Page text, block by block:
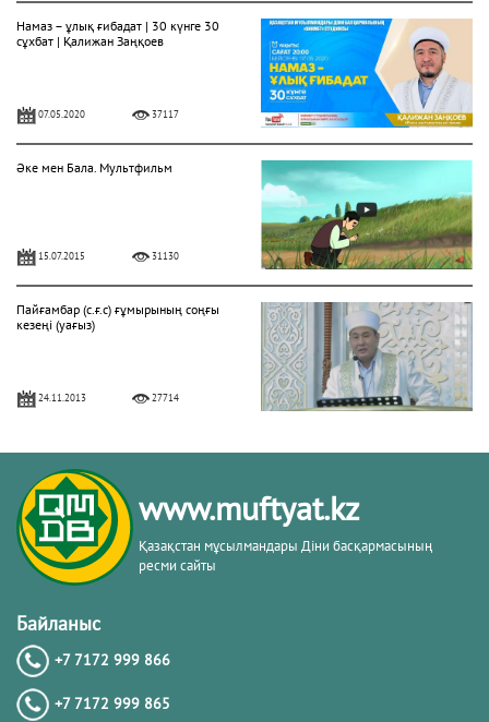
Намаз – ұлық ғибадат | 30 күнге 30
сұхбат | Қалижан Заңқоев
07.05.2020 37117
Әке мен Бала. Мультфильм
15.07.2015 31130
Пайғамбар (с.ғ.с) ғұмырының соңғы
кезеңі (уағыз)
24.11.2013 27714
"Фатиха" сүресі
11.04.2016
23.10.2015
www.muftyat.kz
Қазақстан мұсылмандары Діни басқармасының
ресми сайты
Байланыс
+7 7172 999 866
+7 7172 999 865